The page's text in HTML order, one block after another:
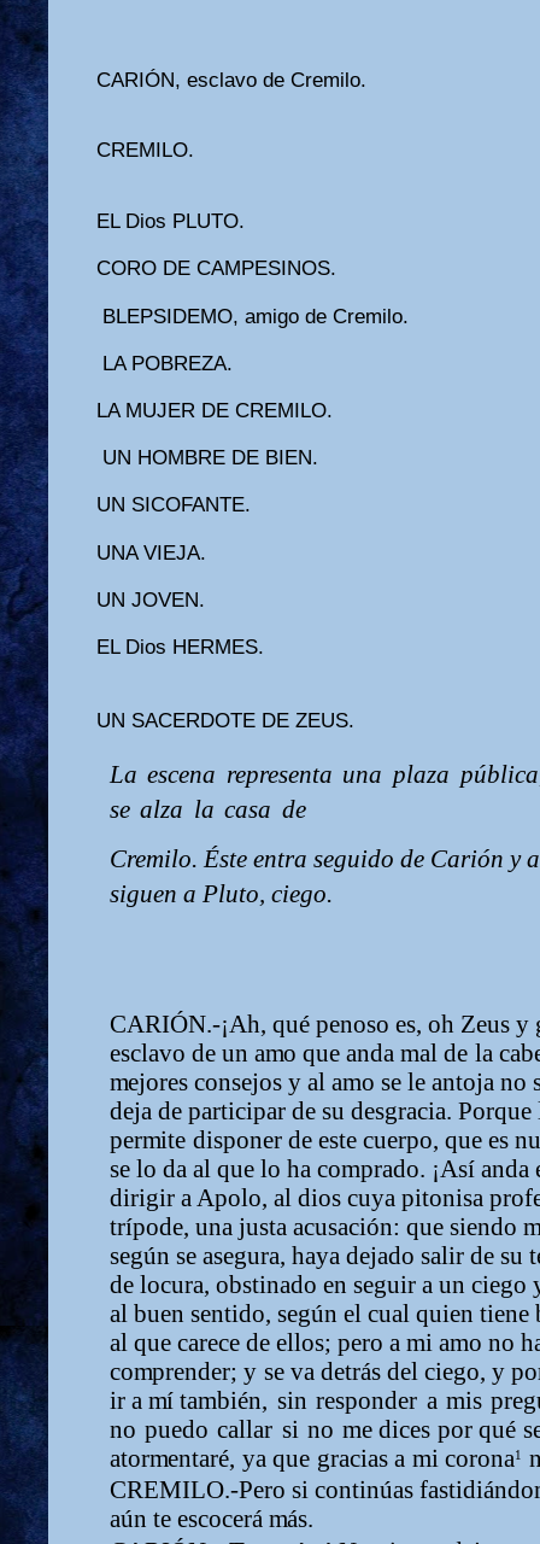
CARIÓN, esclavo de Cremilo.
CREMILO.
EL Dios PLUTO.
CORO DE CAMPESINOS.
BLEPSIDEMO, amigo de Cremilo.
LA POBREZA.
LA MUJER DE CREMILO.
UN HOMBRE DE BIEN.
UN SICOFANTE.
UNA VIEJA.
UN JOVEN.
EL Dios HERMES.
UN SACERDOTE DE ZEUS.
La escena representa una plaza
se alza la casa de
Cremilo. Éste entra seguido de Carión y
siguen a Pluto, ciego.
CARIÓN.-¡Ah, qué penoso es, oh Zeus y
esclavo de un amo que anda mal de la
mejores consejos y al amo se le antoja no
deja de participar de su desgracia.
permite disponer de este cuerpo, que es
se lo da al que lo ha comprado. ¡Así anda
dirigir a Apolo, al dios cuya pitonisa
trípode, una justa acusación: que siendo
según se asegura, haya dejado salir de su
de locura, obstinado en seguir a un ciego
al buen sentido, según el cual quien tiene
al que carece de ellos; pero a mi amo no
comprender; y se va detrás del ciego, y
ir a mí también, sin responder a mis
no puedo callar si no me dices por qué
atormentaré, ya que gracias a mi corona1
CREMILO.-Pero si continúas fastidiándo
aún te escocerá más.